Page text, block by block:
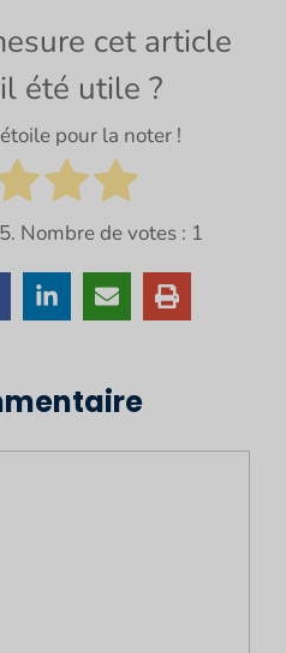
cet article
été utile ?
pour la noter !
Nombre de votes : 1